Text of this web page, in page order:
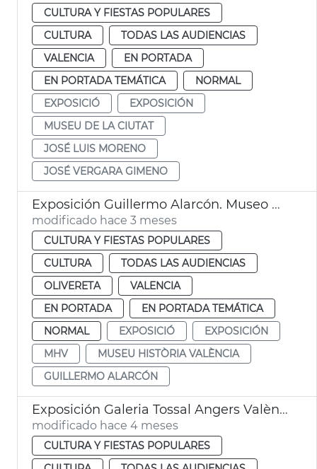
CULTURA Y FIESTAS POPULARES
CULTURA
TODAS LAS AUDIENCIAS
VALENCIA
EN PORTADA
EN PORTADA TEMÁTICA
NORMAL
EXPOSICIÓ
EXPOSICIÓN
MUSEU DE LA CIUTAT
JOSÉ LUIS MORENO
JOSÉ VERGARA GIMENO
Exposición Guillermo Alarcón. Museo Historia València MHV
modificado hace 3 meses
CULTURA Y FIESTAS POPULARES
CULTURA
TODAS LAS AUDIENCIAS
OLIVERETA
VALENCIA
EN PORTADA
EN PORTADA TEMÁTICA
NORMAL
EXPOSICIÓ
EXPOSICIÓN
MHV
MUSEU HISTÒRIA VALÈNCIA
GUILLERMO ALARCÓN
Exposición Galeria Tossal Angers València
modificado hace 4 meses
CULTURA Y FIESTAS POPULARES